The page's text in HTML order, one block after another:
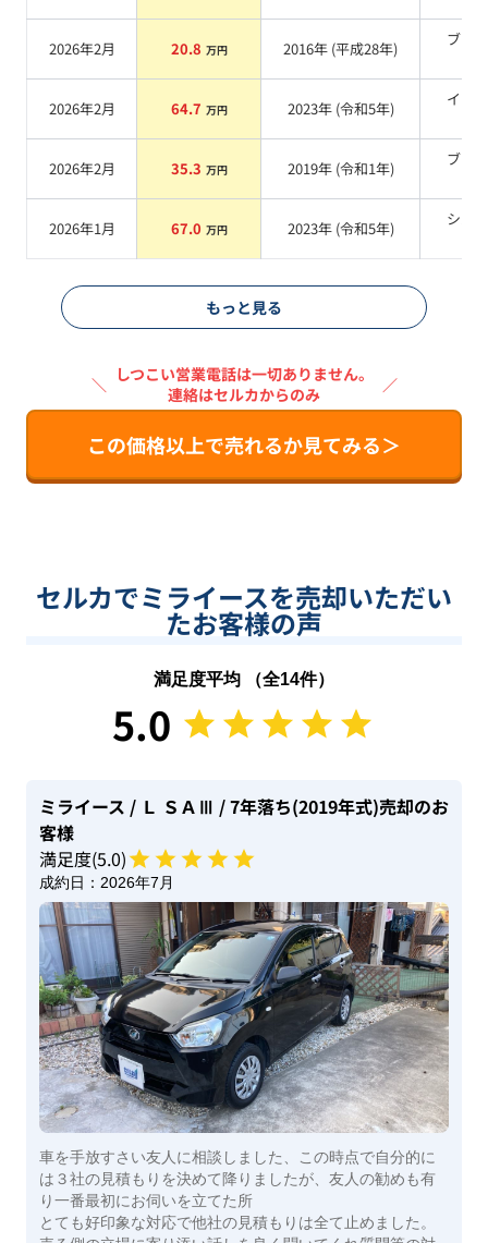
2026年2月 20.8 万円 2016年 (平成28年)
ブラ
2026年2月 64.7 万円 2023年 (令和5年)
イエ
2026年2月 35.3 万円 2019年 (令和1年)
ブラ
2026年1月 67.0 万円 2023年 (令和5年)
シル
もっと見る
＼ しつこい営業電話は一切ありません。
連絡はセルカからのみ
／
この価格以上で売れるか見てみる＞
セルカでミライースを売却いただい
たお客様の声
満足度平均 （全14件）
5.0
ミライース / Ｌ ＳＡⅢ / 7年落ち(2019年式)売却のお
客様
満足度(5.0)
成約日： 2026年7月
車を手放すさい友人に相談しました、この時点で自分的に
は３社の見積もりを決めて降りましたが、友人の勧めも有
り一番最初にお伺いを立てた所
とても好印象な対応で他社の見積もりは全て止めました。